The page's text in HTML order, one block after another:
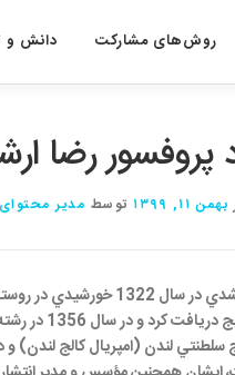
دانش و روش‌های مشارکت
پروفسور رضا
بهمن ۱۱, ۱۳۹۹ توسط مدیر
در سال 1322خورشيدي در
دريافت کرد و در سال 1356در
سلطنتي لندن (امپريال کالج لندن)و